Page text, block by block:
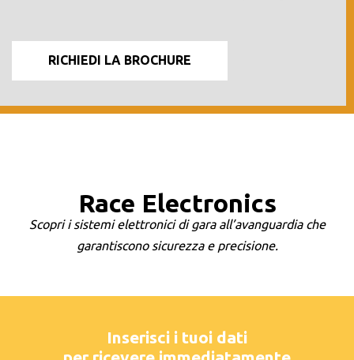
Race Electronics
Scopri i sistemi elettronici di gara all’avanguardia che
garantiscono sicurezza e precisione.
Inserisci i tuoi dati